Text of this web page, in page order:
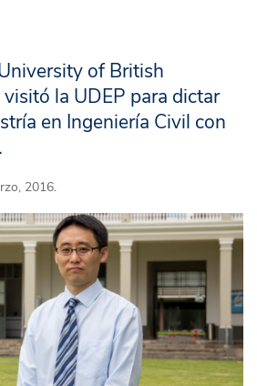
of British
la UDEP para dictar
en Ingeniería Civil con
2016.